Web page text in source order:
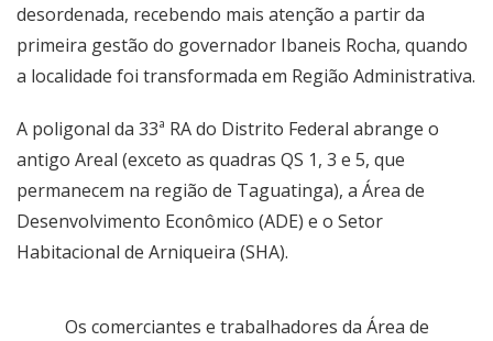
desordenada, recebendo mais atenção a partir da
primeira gestão do governador Ibaneis Rocha, quando
a localidade foi transformada em Região Administrativa.
A poligonal da 33ª RA do Distrito Federal abrange o
antigo Areal (exceto as quadras QS 1, 3 e 5, que
permanecem na região de Taguatinga), a Área de
Desenvolvimento Econômico (ADE) e o Setor
Habitacional de Arniqueira (SHA).
Os comerciantes e trabalhadores da Área de